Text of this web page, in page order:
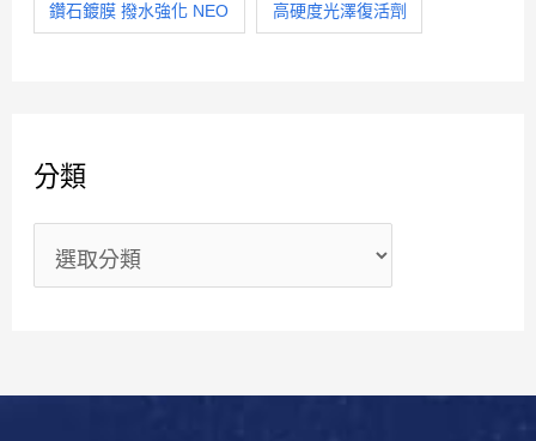
鑽石鍍膜 撥水強化 NEO 高硬度光澤復活劑
分類